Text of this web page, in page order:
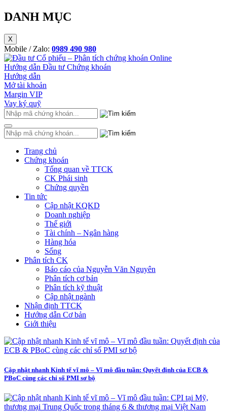
DANH MỤC
X
Mobile / Zalo: 0989 490 980
Hướng dẫn Đầu tư Chứng khoán
Hướng dẫn
Mở tài khoản
Margin VIP
Vay ký quỹ
Trang chủ
Chứng khoán
Tổng quan về TTCK
CK Phái sinh
Chứng quyền
Tin tức
Cập nhật KQKD
Doanh nghiệp
Thế giới
Tài chính – Ngân hàng
Hàng hóa
Sống
Phân tích CK
Báo cáo của Nguyễn Văn Nguyên
Phân tích cơ bản
Phân tích kỹ thuật
Cập nhật ngành
Nhận định TTCK
Hướng dẫn Cơ bản
Giới thiệu
Cập nhật nhanh Kinh tế vĩ mô – Vĩ mô đầu tuần: Quyết định của ECB &
PBoC cùng các chỉ số PMI sơ bộ